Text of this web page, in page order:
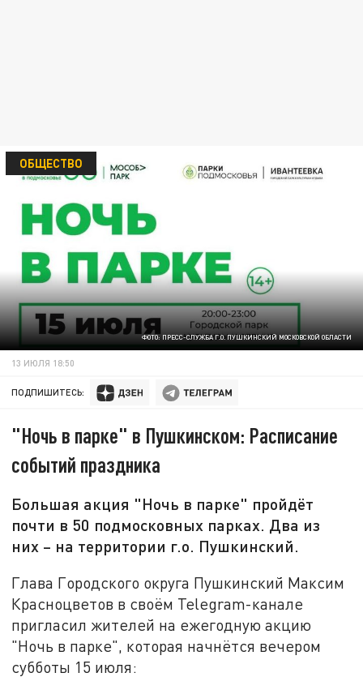
ФОТО: ПРЕСС-СЛУЖБА Г.О. ПУШКИНСКИЙ МОСКОВСКОЙ ОБЛАСТИ
ОБЩЕСТВО
13 ИЮЛЯ 18:50
ПОДПИШИТЕСЬ:
"Ночь в парке" в Пушкинском: Расписание
событий праздника
Большая акция "Ночь в парке" пройдёт
почти в 50 подмосковных парках. Два из
них – на территории г.о. Пушкинский.
Глава Городского округа Пушкинский Максим
Красноцветов в своём Telegram-канале
пригласил жителей на ежегодную акцию
"Ночь в парке", которая начнётся вечером
субботы 15 июля: